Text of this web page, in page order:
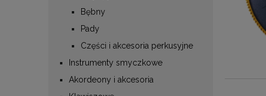
Bębny
Pady
Części i akcesoria perkusyjne
Instrumenty smyczkowe
Akordeony i akcesoria